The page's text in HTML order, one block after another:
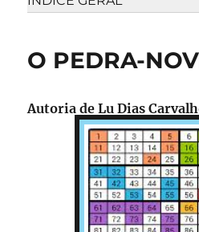
O PEDRA-
Autoria de Lu Dias